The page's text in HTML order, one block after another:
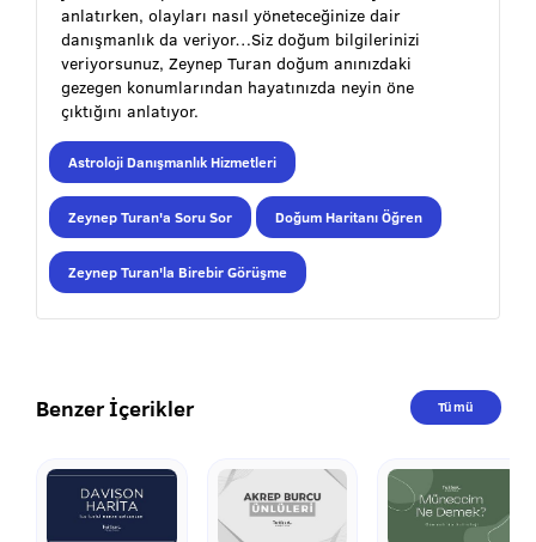
anlatırken, olayları nasıl yöneteceğinize dair
danışmanlık da veriyor…Siz doğum bilgilerinizi
veriyorsunuz, Zeynep Turan doğum anınızdaki
gezegen konumlarından hayatınızda neyin öne
çıktığını anlatıyor.
Astroloji Danışmanlık Hizmetleri
Zeynep Turan'a Soru Sor Doğum Haritanı Öğren
Zeynep Turan'la Birebir Görüşme
Benzer İçerikler Tümü